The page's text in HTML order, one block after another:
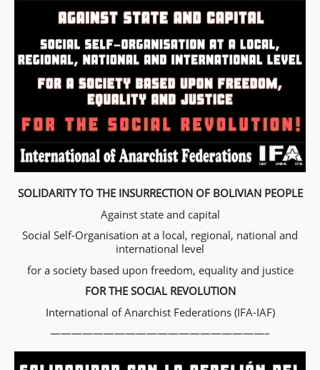
SOLIDARITY TO THE INSURRECTION OF BOLIVIAN PEOPLE
Against state and capital
Social Self-Organisation at a local, regional, national and
international level
for a society based upon freedom, equality and justice
FOR THE SOCIAL REVOLUTION
International of Anarchist Federations (IFA-IAF)
————————————————————–